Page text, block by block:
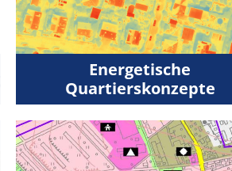
Energetische
Quartierskonzepte